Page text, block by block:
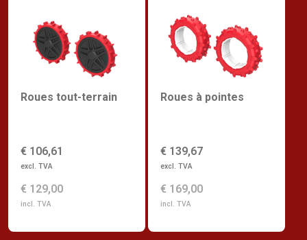
Roues tout-terrain
€ 106,61
excl. TVA
€ 129,00
incl. TVA
Roues à pointes
€ 139,67
excl. TVA
€ 169,00
incl. TVA